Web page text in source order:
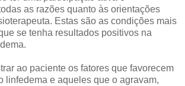
as razões quanto às orientações
Estas são as condições mais
se tenha resultados positivos na
ao paciente os fatores que favorecem
linfedema e aqueles que o agravam,